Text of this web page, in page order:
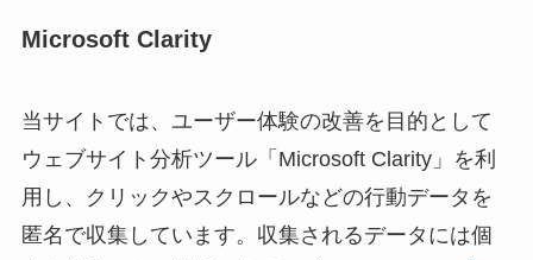
Microsoft Clarity
当サイトでは、ユーザー体験の改善を目的として
ウェブサイト分析ツール「Microsoft Clarity」を利
用し、クリックやスクロールなどの行動データを
匿名で収集しています。収集されるデータには個